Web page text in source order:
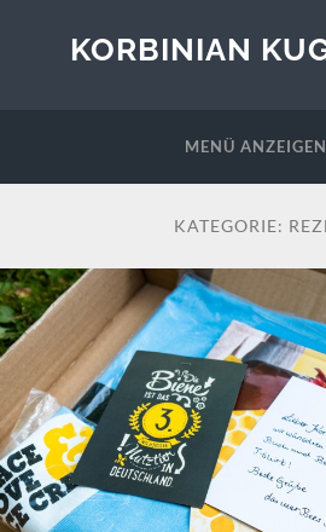
KORBINIAN
MENÜ ANZEIGEN
KATEGORIE: